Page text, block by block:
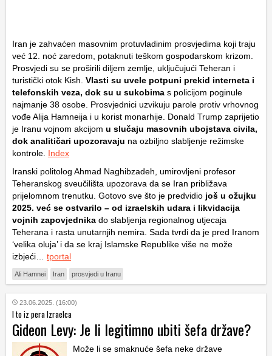
Iran je zahvaćen masovnim protuvladinim prosvjedima koji traju
već 12. noć zaredom, potaknuti teškom gospodarskom krizom.
Prosvjedi su se proširili diljem zemlje, uključujući Teheran i
turistički otok Kish. Vlasti su uvele potpuni prekid interneta i
telefonskih veza, dok su u sukobima s policijom poginule
najmanje 38 osobe. Prosvjednici uzvikuju parole protiv vrhovnog
vođe Alija Hamneija i u korist monarhije. Donald Trump zaprijetio
je Iranu vojnom akcijom u slučaju masovnih ubojstava civila,
dok analitičari upozoravaju na ozbiljno slabljenje režimske
kontrole. Index
Iranski politolog Ahmad Naghibzadeh, umirovljeni profesor
Teheranskog sveučilišta upozorava da se Iran približava
prijelomnom trenutku. Gotovo sve što je predvidio još u ožujku
2025. već se ostvarilo – od izraelskih udara i likvidacija
vojnih zapovjednika do slabljenja regionalnog utjecaja
Teherana i rasta unutarnjih nemira. Sada tvrdi da je pred Iranom
‘velika oluja’ i da se kraj Islamske Republike više ne može
izbjeći… tportal
Ali Hamnei Iran prosvjedi u Iranu
23.06.2025. (16:00)
I to iz pera Izraelca
Gideon Levy: Je li legitimno ubiti šefa države?
Može li se smaknuće šefa neke države